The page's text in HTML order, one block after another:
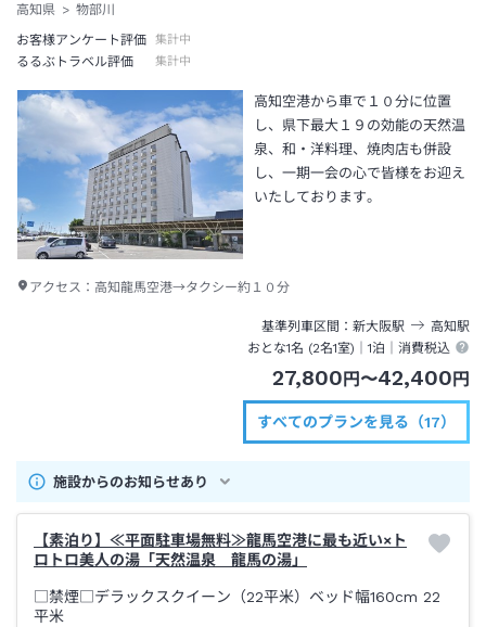
高知県
物部川
お客様アンケート評価
集計中
るるぶトラベル評価 集計中
高知空港から車で１０分に位置
し、県下最大１９の効能の天然温
泉、和・洋料理、焼肉店も併設
し、一期一会の心で皆様をお迎え
いたしております。
アクセス： 高知龍馬空港→タクシー約１０分
基準列車区間 新大阪駅 高知駅
おとな1名 (2名1室)｜1泊 ｜消費税込
27,800 円 〜42,400 円
すべてのプランを見る（17）
施設からのお知らせあり
【素泊り】≪平面駐車場無料≫龍馬空港に最も近い×ト
ロトロ美人の湯「天然温泉 龍馬の湯」
□禁煙□デラックスクイーン（22平米）ベッド幅160cm 22
平米